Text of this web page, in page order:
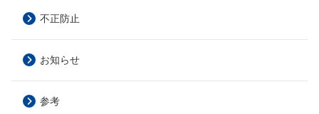
不正防止
お知らせ
参考